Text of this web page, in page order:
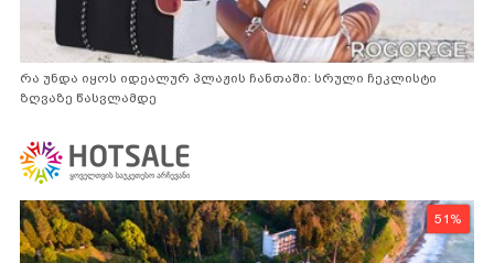
რა უნდა იყოს იდეალურ პლაჟის ჩანთაში: სრული ჩეკლისტი
ზღვაზე წასვლამდე
51%